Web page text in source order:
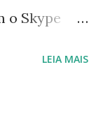
o Skype
LEIA MAIS